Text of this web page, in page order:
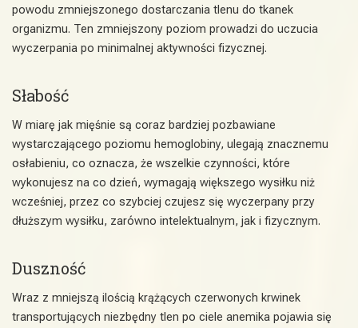
powodu zmniejszonego dostarczania tlenu do tkanek
organizmu. Ten zmniejszony poziom prowadzi do uczucia
wyczerpania po minimalnej aktywności fizycznej.
Słabość
W miarę jak mięśnie są coraz bardziej pozbawiane
wystarczającego poziomu hemoglobiny, ulegają znacznemu
osłabieniu, co oznacza, że wszelkie czynności, które
wykonujesz na co dzień, wymagają większego wysiłku niż
wcześniej, przez co szybciej czujesz się wyczerpany przy
dłuższym wysiłku, zarówno intelektualnym, jak i fizycznym.
Duszność
Wraz z mniejszą ilością krążących czerwonych krwinek
transportujących niezbędny tlen po ciele anemika pojawia się